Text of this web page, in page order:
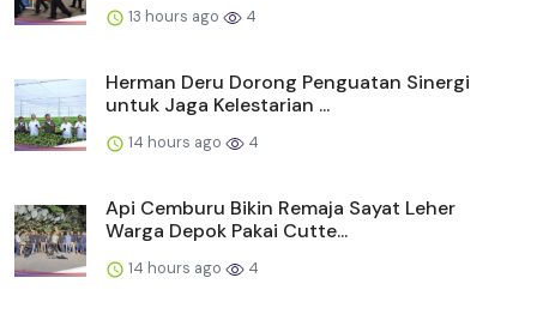
13 hours ago 4
Herman Deru Dorong Penguatan Sinergi
untuk Jaga Kelestarian ...
14 hours ago 4
Api Cemburu Bikin Remaja Sayat Leher
Warga Depok Pakai Cutte...
14 hours ago 4